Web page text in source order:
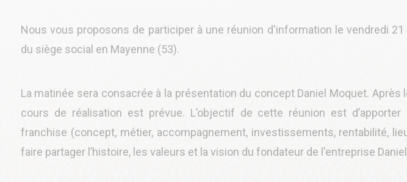
Nous vous proposons de participer à une réunion d'information le vendredi
du siège social en Mayenne (53).
La matinée sera consacrée à la présentation du concept Daniel Moquet. Après
cours de réalisation est prévue. L’objectif de cette réunion est
franchise (concept, métier, accompagnement, investissements, rentabilité,
faire partager l’histoire, les valeurs et la vision du fondateur de l'entreprise